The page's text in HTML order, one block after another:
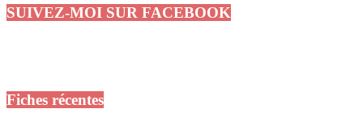
SUIVEZ-MOI SUR FACEBOOK
Fiches récentes